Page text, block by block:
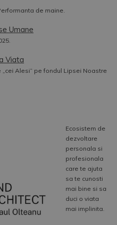
de maine.
Umane
Viata
Alesi” pe fondul Lipsei Noastre
Ecosistem de
dezvoltare
personala si
profesionala
care te ajuta
sa te cunosti
mai bine si sa
duci o viata
mai implinita.